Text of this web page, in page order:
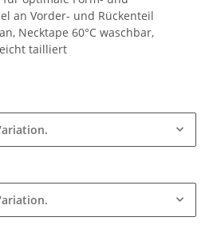
an Vorder- und Rückenteil
Necktape 60°C waschbar,
tailliert